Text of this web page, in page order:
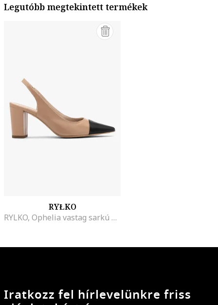
Legutóbb megtekintett termékek
RYŁKO
RYLKO, Ophelia vastag sarkú bőrcipő, Fekete/Bézs
Iratkozz fel hírlevelünkre friss